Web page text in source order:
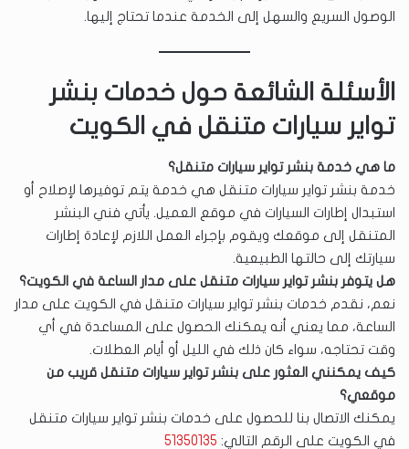
الوصول السريع والسهل إلى الخدمة عندما تحتاج إليها.
الأسئلة الشائعة حول خدمات بنشر
تواير سيارات متنقل في الكويت
ما هي خدمة بنشر تواير سيارات متنقل؟
خدمة بنشر تواير سيارات متنقل هي خدمة يتم توفيرها لإصلاح أو
استبدال إطارات السيارات في موقع العميل. يأتي فني البنشر
المتنقل إلى موقعك ويقوم بإجراء العمل اللازم لإعادة إطارات
سيارتك إلى حالتها الطبيعية.
هل يتوفر بنشر تواير سيارات متنقل على مدار الساعة في الكويت؟
نعم، نقدم خدمات بنشر تواير سيارات متنقل في الكويت على مدار
الساعة، مما يعني أنه يمكنك الحصول على المساعدة في أي
وقت تحتاجه، سواء كان ذلك في الليل أو أيام العطلات.
كيف يمكنني العثور على بنشر تواير سيارات متنقل قريب من
موقعي؟
يمكنك الاتصال بنا للحصول على خدمات بنشر تواير سيارات متنقل
في الكويت على الرقم التالي: 51350135